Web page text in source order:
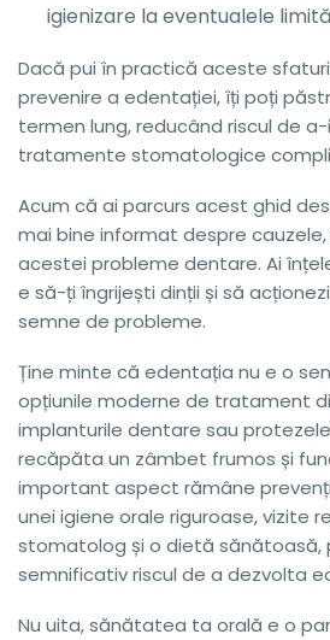
igienizare la eventualele
Dacă pui în practică aceste
prevenire a edentației, îți poți
termen lung, reducând riscul de
tratamente stomatologice
Acum că ai parcurs acest ghid
mai bine informat despre
acestei probleme dentare. Ai
e să-ți îngrijești dinții și să
semne de probleme.
Ține minte că edentația nu e o
opțiunile moderne de tratament
implanturile dentare sau
recăpăta un zâmbet frumos și
important aspect rămâne
unei igiene orale riguroase, vizite
stomatolog și o dietă sănătoasă,
semnificativ riscul de a dezvolta
Nu uita, sănătatea ta orală e o